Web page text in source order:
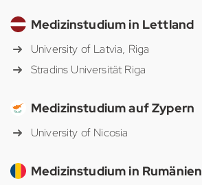
Medizinstudium in Lettland
University of Latvia, Riga
Stradins Universität Riga
Medizinstudium auf Zypern
University of Nicosia
Medizinstudium in Rumänien